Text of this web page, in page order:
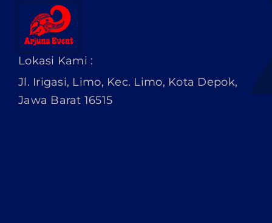
Lokasi Kami :
Jl. Irigasi, Limo, Kec. Limo, Kota Depok,
Jawa Barat 16515